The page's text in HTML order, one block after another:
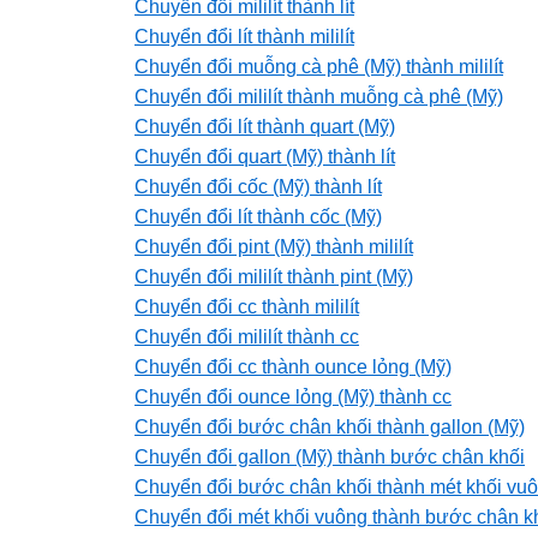
Chuyển đổi mililít thành lít
Chuyển đổi lít thành mililít
Chuyển đổi muỗng cà phê (Mỹ) thành mililít
Chuyển đổi mililít thành muỗng cà phê (Mỹ)
Chuyển đổi lít thành quart (Mỹ)
Chuyển đổi quart (Mỹ) thành lít
Chuyển đổi cốc (Mỹ) thành lít
Chuyển đổi lít thành cốc (Mỹ)
Chuyển đổi pint (Mỹ) thành mililít
Chuyển đổi mililít thành pint (Mỹ)
Chuyển đổi cc thành mililít
Chuyển đổi mililít thành cc
Chuyển đổi cc thành ounce lỏng (Mỹ)
Chuyển đổi ounce lỏng (Mỹ) thành cc
Chuyển đổi bước chân khối thành gallon (Mỹ)
Chuyển đổi gallon (Mỹ) thành bước chân khối
Chuyển đổi bước chân khối thành mét khối
Chuyển đổi mét khối vuông thành bước chân